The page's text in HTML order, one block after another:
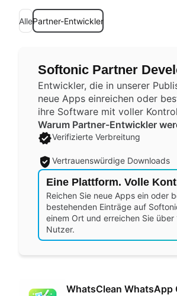
AllePartner-Entwickler
Softonic Partner
Entwickler, die in unserer
neue Apps einreichen oder
ihre Software mit voller
Warum Partner-Entwickler
Verifizierte Verbreitung
Vertrauenswürdige Downloads
Eine Plattform. Volle
Reichen Sie neue Apps ein oder
bestehenden Einträge auf
einem Ort und erreichen Sie
Nutzer.
WhatsClean WhatsApp